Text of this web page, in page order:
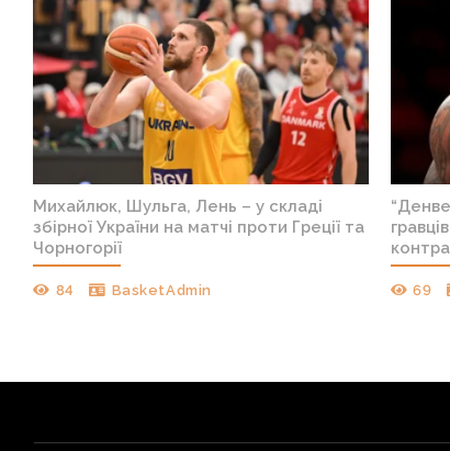
Михайлюк, Шульга, Лень – у складі
збірної України на матчі проти Греції та
Чорногорії
84 BasketAdmin 69